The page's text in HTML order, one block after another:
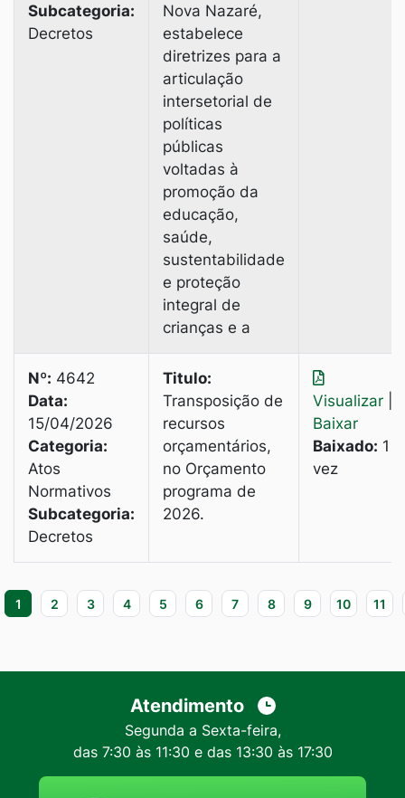
Subcategoria:
Decretos
Nova Nazaré,
estabelece
diretrizes para a
articulação
intersetorial de
políticas
públicas
voltadas à
promoção da
educação,
saúde,
sustentabilidade
e proteção
integral de
crianças e a
Nº: 4642
Data:
15/04/2026
Categoria:
Atos
Normativos
Subcategoria:
Decretos
Titulo:
Transposição de
recursos
orçamentários,
no Orçamento
programa de
2026.
Visualizar
Baixar
Baixado: 1
vez
1 2 3 4 5 6 7 8 9 10 11
Atendimento
Segunda a Sexta-feira,
das 7:30 às 11:30 e das 13:30 às 17:30